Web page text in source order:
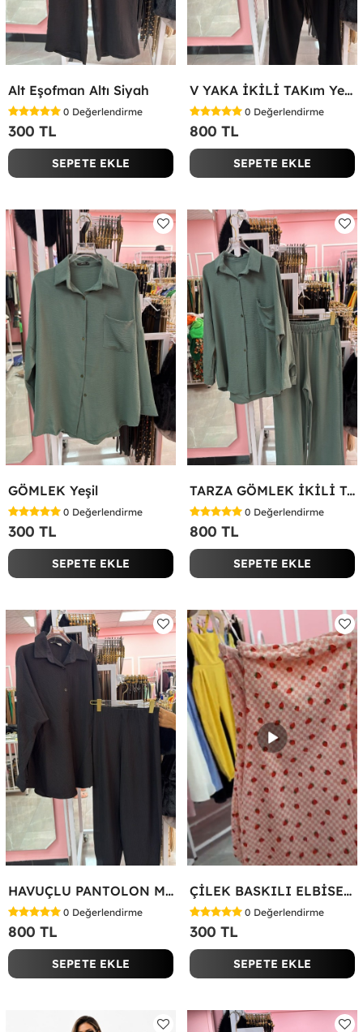
Alt Eşofman Altı Siyah
0 Değerlendirme
300 TL
SEPETE EKLE
V YAKA İKİLİ TAKım Yeşil
0 Değerlendirme
800 TL
SEPETE EKLE
GÖMLEK Yeşil
0 Değerlendirme
300 TL
SEPETE EKLE
TARZA GÖMLEK İKİLİ TAKIM KOT KUMAŞ Yeşil
0 Değerlendirme
800 TL
SEPETE EKLE
HAVUÇLU PANTOLON MİYASE TAKIM Siyah
0 Değerlendirme
800 TL
SEPETE EKLE
ÇİLEK BASKILI ELBİSE Bej
0 Değerlendirme
300 TL
SEPETE EKLE